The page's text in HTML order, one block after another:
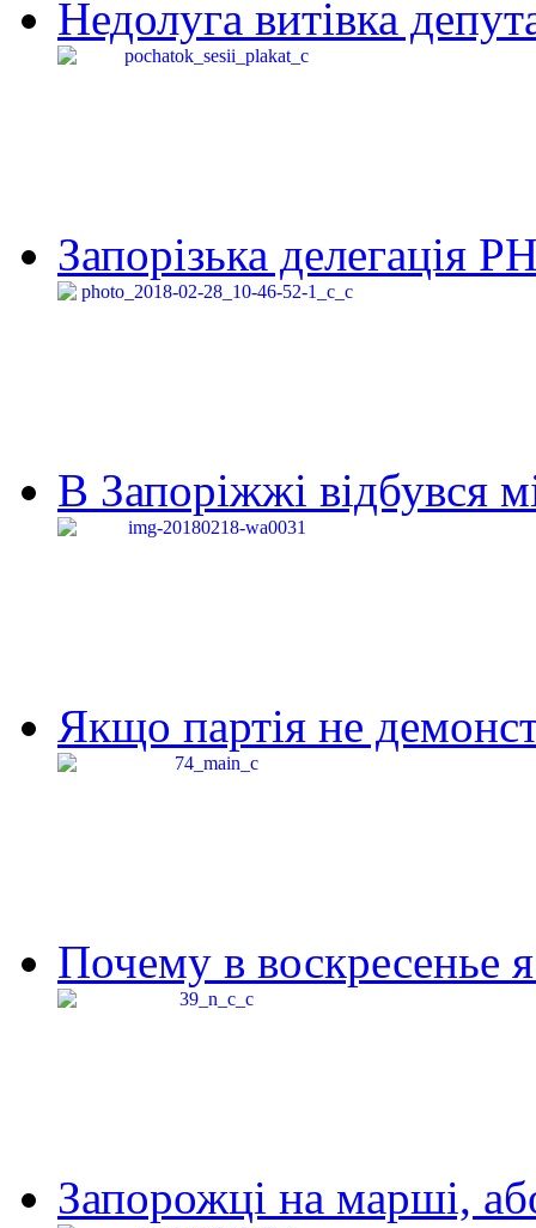
Недолуга витівка
Запорізька делегація
В Запоріжжі відбувся
Якщо партія не
Почему в воскресенье
Запорожці на марші,